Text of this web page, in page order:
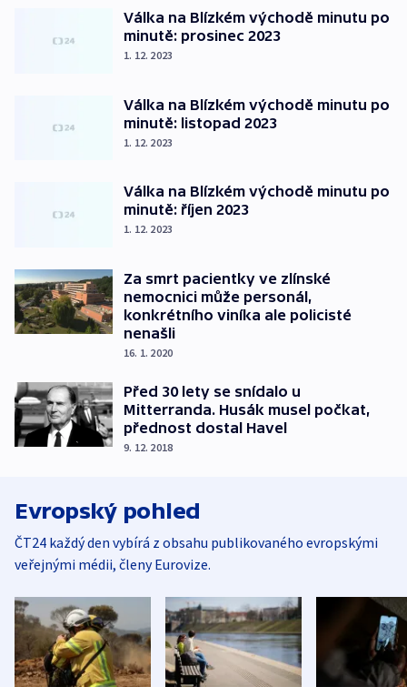
Válka na Blízkém východě minutu po
minutě: prosinec 2023
1. 12. 2023
Válka na Blízkém východě minutu po
minutě: listopad 2023
1. 12. 2023
Válka na Blízkém východě minutu po
minutě: říjen 2023
1. 12. 2023
Za smrt pacientky ve zlínské
nemocnici může personál,
konkrétního viníka ale policisté
nenašli
16. 1. 2020
Před 30 lety se snídalo u
Mitterranda. Husák musel počkat,
přednost dostal Havel
9. 12. 2018
Evropský pohled
ČT24 každý den vybírá z obsahu publikovaného evropskými
veřejnými médii, členy Eurovize.